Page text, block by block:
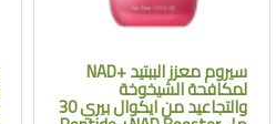
سيروم معزز الببتيد +NAD
لمكافحة الشيخوخة
والتجاعيد من ايكوال بيري 30